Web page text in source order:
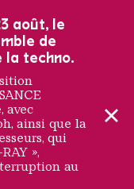
août, le
de
la techno.
avec
ainsi que la
qui
»,
au